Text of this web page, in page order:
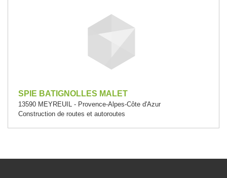
SPIE BATIGNOLLES MALET
13590 MEYREUIL - Provence-Alpes-Côte d'Azur
Construction de routes et autoroutes